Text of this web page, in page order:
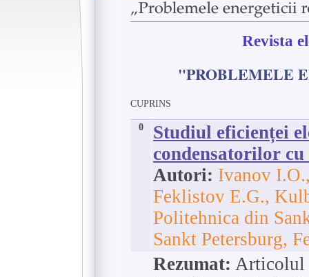
Revista
"PROBLEMELE
CUPRINS
0
Studiul eficienței
condensatorilor
Autori: Ivanov
Feklistov E.G.,
Politehnica din
Sankt Petersburg,
Rezumat: Articolul